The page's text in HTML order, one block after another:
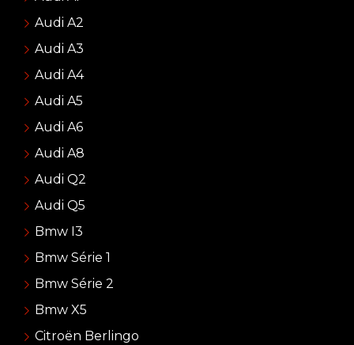
Audi A2
Audi A3
Audi A4
Audi A5
Audi A6
Audi A8
Audi Q2
Audi Q5
Bmw I3
Bmw Série 1
Bmw Série 2
Bmw X5
Citroën Berlingo